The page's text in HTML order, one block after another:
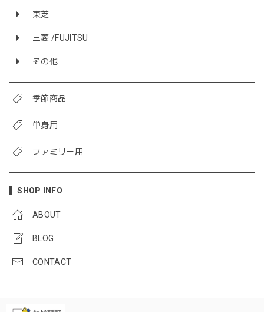
東芝
三菱 /FUJITSU
その他
季節商品
単身用
ファミリー用
SHOP INFO
ABOUT
BLOG
CONTACT